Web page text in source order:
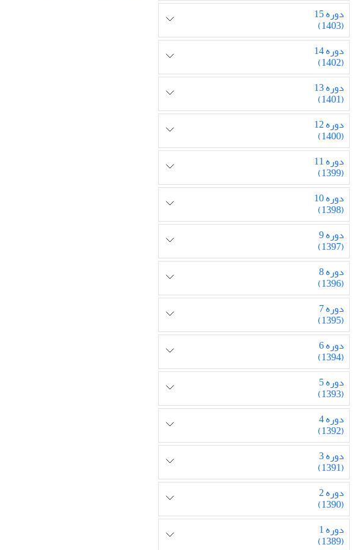
دوره 15
(1403)
دوره 14
(1402)
دوره 13
(1401)
دوره 12
(1400)
دوره 11
(1399)
دوره 10
(1398)
دوره 9
(1397)
دوره 8
(1396)
دوره 7
(1395)
دوره 6
(1394)
دوره 5
(1393)
دوره 4
(1392)
دوره 3
(1391)
دوره 2
(1390)
دوره 1
(1389)